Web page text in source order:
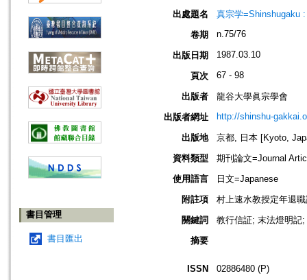
書目管理
書目匯出
出處題名
真宗学=Shinshugaku
卷期
n.75/76
出版日期 1987.03.10
頁次 67 - 98
出版者
龍谷大學眞宗學會
出版者網址
http://shinshu-
出版地
京都, 日本 [Kyoto,
資料類型
期刊論文=Journal
使用語言
日文=Japanese
附註項
村上速水教授定年退
關鍵詞
教行信証; 末法燈明記
摘要
ISSN
02886480 (P)